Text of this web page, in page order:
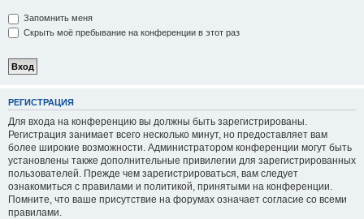
Запомнить меня
Скрыть моё пребывание на конференции в этот раз
РЕГИСТРАЦИЯ
Для входа на конференцию вы должны быть зарегистрированы.
Регистрация занимает всего несколько минут, но предоставляет вам
более широкие возможности. Администратором конференции могут быть
установлены также дополнительные привилегии для зарегистрированных
пользователей. Прежде чем зарегистрироваться, вам следует
ознакомиться с правилами и политикой, принятыми на конференции.
Помните, что ваше присутствие на форумах означает согласие со всеми
правилами.